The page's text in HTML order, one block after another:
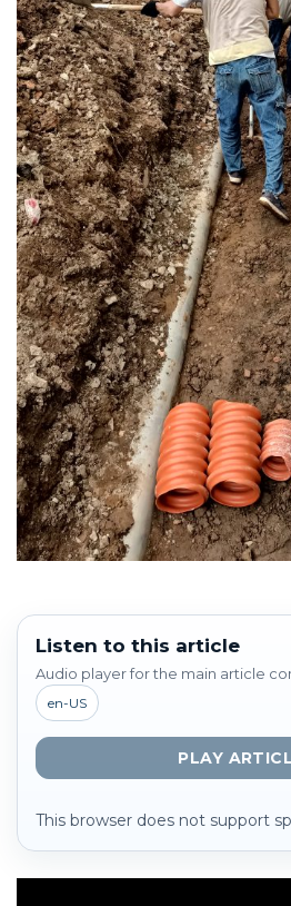
Listen to this article
Audio player for the main article
en-US
PLAY
This browser does not support